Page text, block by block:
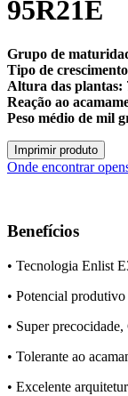
95R21E
Grupo de
Tipo de
Altura das plantas:
Reação ao
Peso médio de mil
Imprimir produto
Onde encontrar
Benefícios
• Tecnologia Enlist
• Potencial produtivo
• Super
• Tolerante ao
• Excelente